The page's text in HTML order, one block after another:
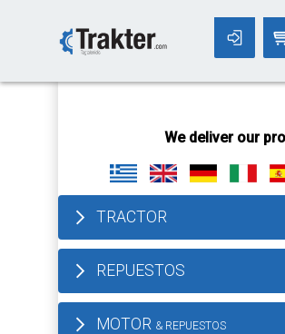
We deliver our
TRACTOR
REPUESTOS
MOTOR & REPUESTOS